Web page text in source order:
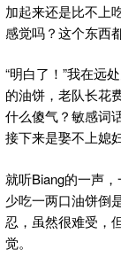
加起来还是比不上
感觉吗？这个东西
“明白了！”我在远
的油饼，老队长花
什么傻气？敏感词
接下来是娶不上媳
就听Biang的一声
少吃一两口油饼倒
忍，虽然很难受，
觉。